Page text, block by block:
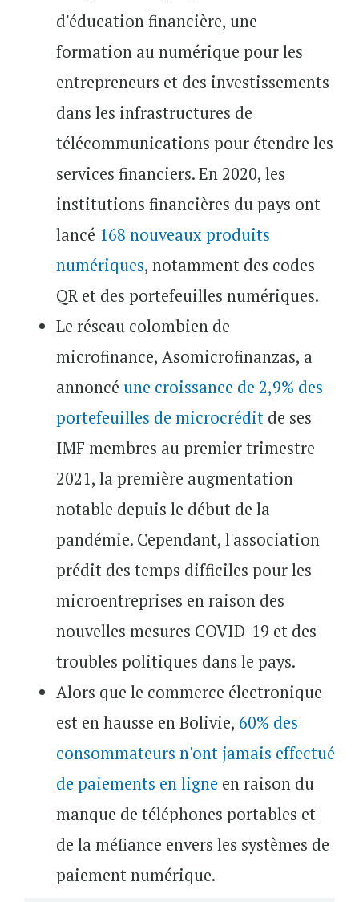
d'éducation financière, une
formation au numérique pour les
entrepreneurs et des investissements
dans les infrastructures de
télécommunications pour étendre les
services financiers. En 2020, les
institutions financières du pays ont
lancé 168 nouveaux produits
numériques, notamment des codes
QR et des portefeuilles numériques.
Le réseau colombien de
microfinance, Asomicrofinanzas, a
annoncé une croissance de 2,9% des
portefeuilles de microcrédit de ses
IMF membres au premier trimestre
2021, la première augmentation
notable depuis le début de la
pandémie. Cependant, l'association
prédit des temps difficiles pour les
microentreprises en raison des
nouvelles mesures COVID-19 et des
troubles politiques dans le pays.
Alors que le commerce électronique
est en hausse en Bolivie, 60% des
consommateurs n'ont jamais effectué
de paiements en ligne en raison du
manque de téléphones portables et
de la méfiance envers les systèmes de
paiement numérique.